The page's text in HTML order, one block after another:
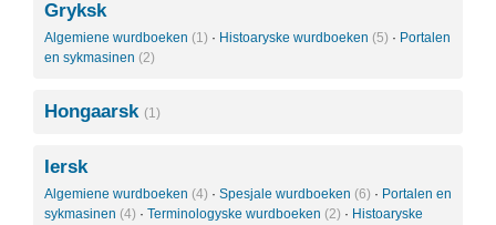
Gryksk
Algemiene wurdboeken (1) · Histoaryske wurdboeken (5) · Portalen
en sykmasinen (2)
Hongaarsk (1)
Iersk
Algemiene wurdboeken (4) · Spesjale wurdboeken (6) · Portalen en
sykmasinen (4) · Terminologyske wurdboeken (2) · Histoaryske